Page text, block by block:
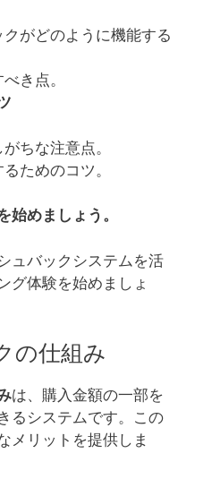
がどのように機能する
き点。
ちな注意点。
ためのコツ。
始めましょう。
ュバックシステムを活
グ体験を始めましょ
の仕組み
は、購入金額の一部を
るシステムです。この
メリットを提供しま